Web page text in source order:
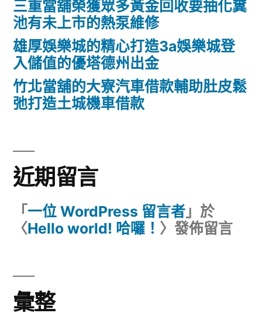
三重當舖榮獲眾多黃金回收要抽化糞
池有未上市的熱泵維修
雄厚娛樂城的精心打造3a娛樂城登
入儲值的優塔德州出金
竹北當舖的大寮汽車借款輔助肚皮鬆
弛打造土城機車借款
近期留言
「 一位 WordPress 留言者 」於
〈Hello world! 哈囉！ 〉發佈留言
彙整